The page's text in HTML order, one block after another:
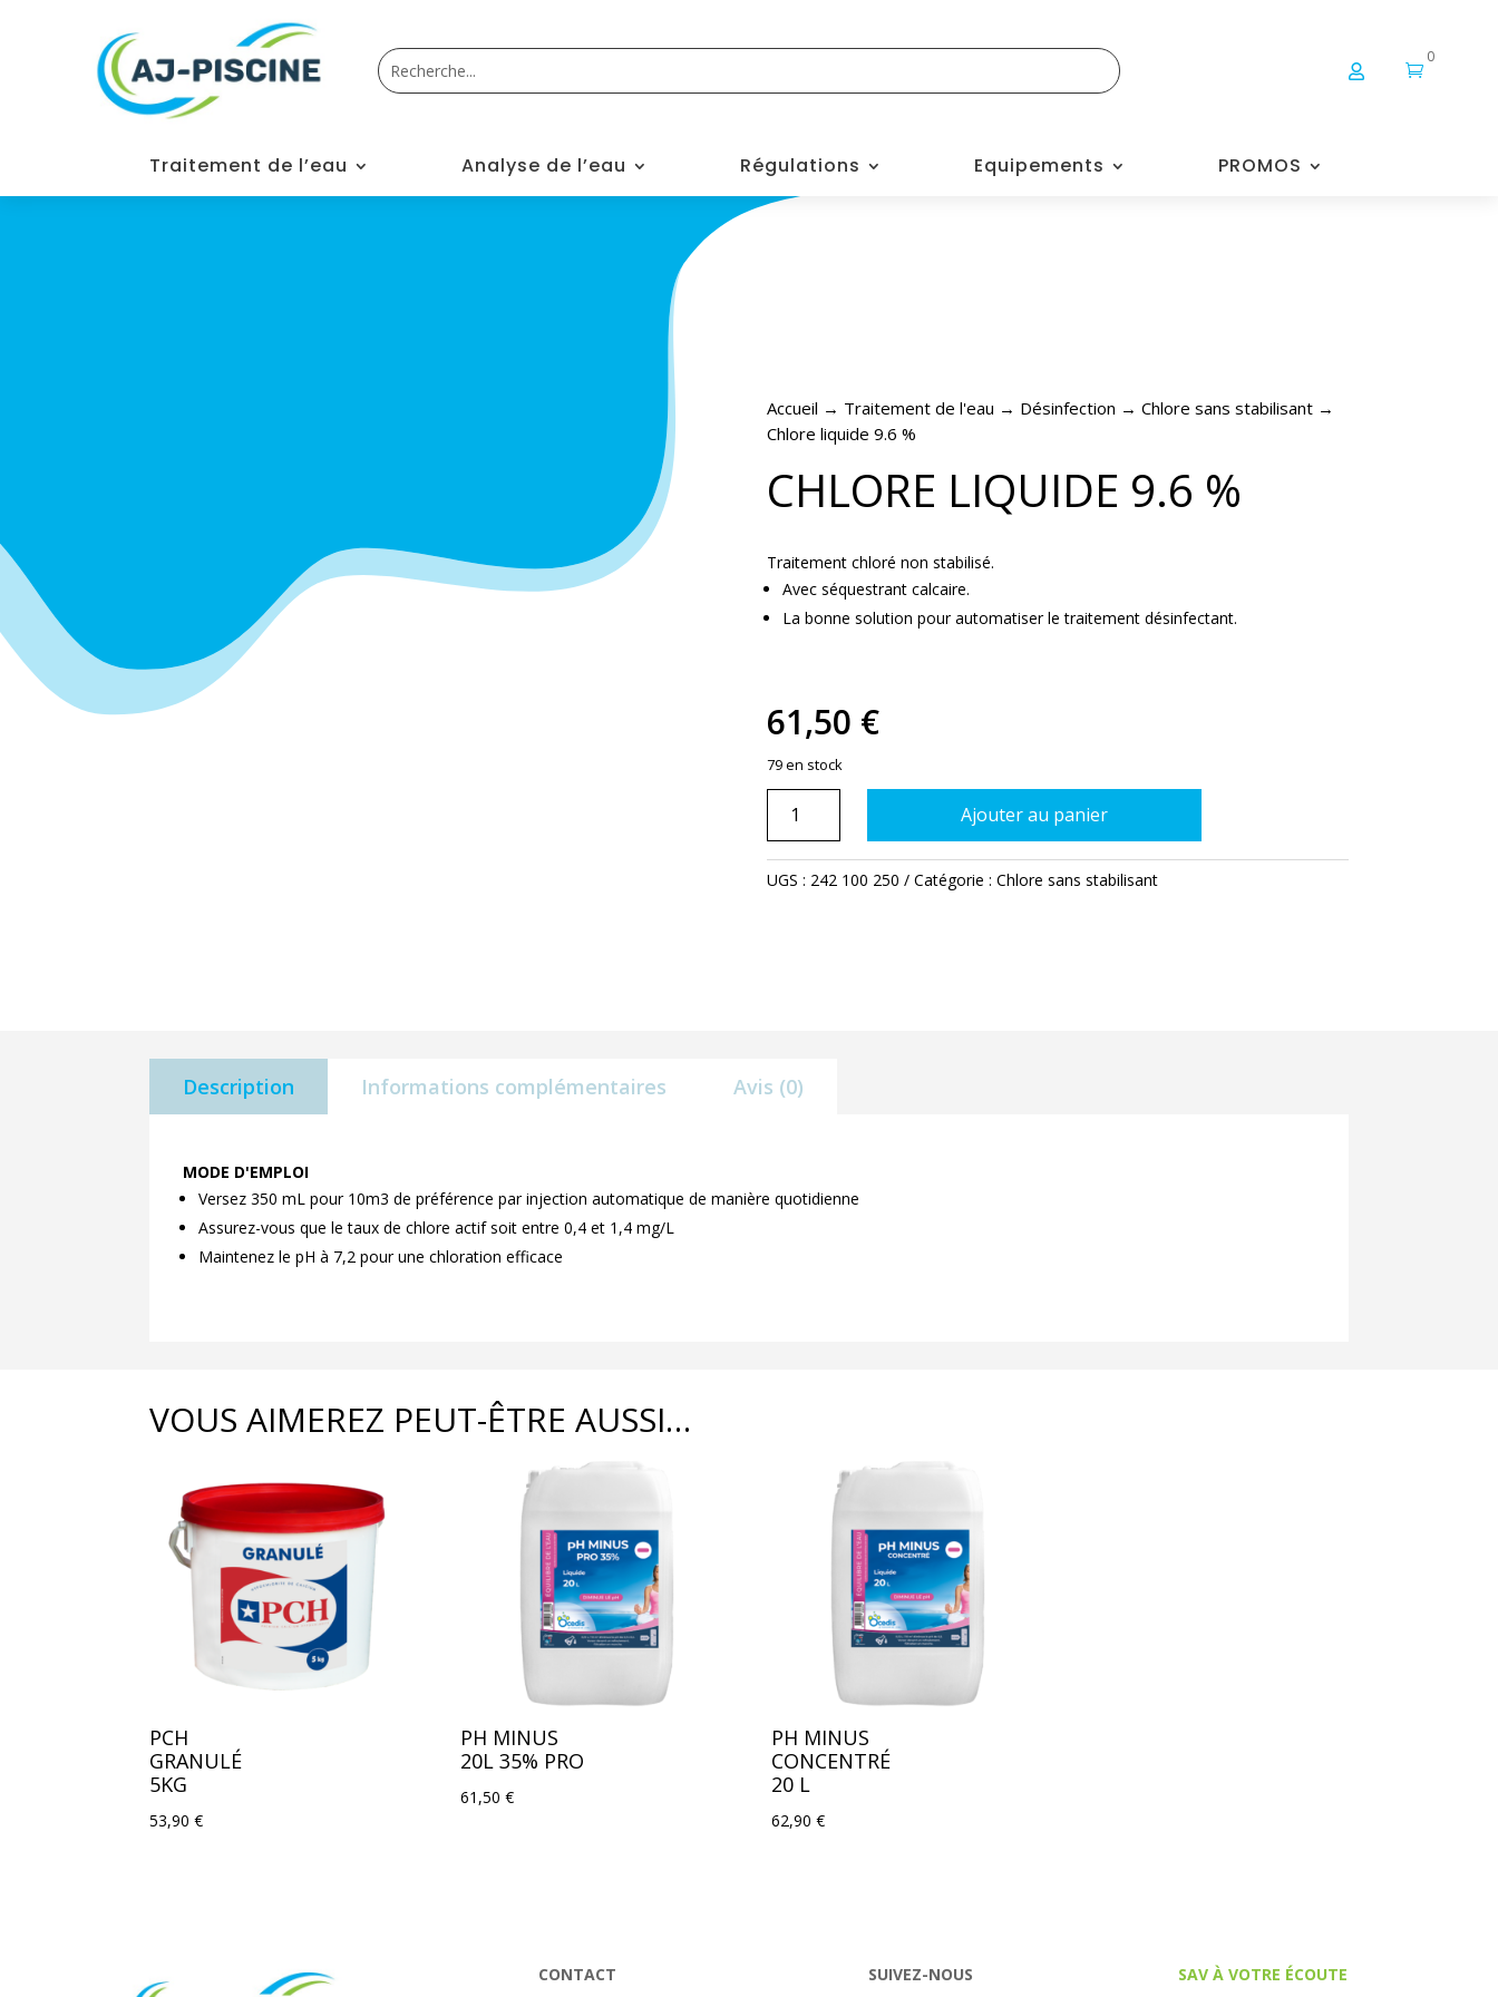
 
0
Traitement de l’eau Analyse de l’eau Régulations Equipements PROMOS
Accueil → Traitement de l'eau → Désinfection →Chlore sans stabilisant →
Chlore liquide 9.6 %
CHLORE LIQUIDE 9.6 %
Traitement chloré non stabilisé.
Avec séquestrant calcaire.
La bonne solution pour automatiser le traitement désinfectant.
61,50 €
79 en stock
liquide
Ajouter au panier
UGS : 242 100 250 Catégorie :Chlore sans stabilisant
Description Informations complémentaires Avis (0)
MODE D'EMPLOI
Versez 350 mL pour 10m3 de préférence par injection automatique de manière quotidienne
Assurez-vous que le taux de chlore actif soit entre 0,4 et 1,4 mg/L
Maintenez le pH à 7,2 pour une chloration efficace
VOUS AIMEREZ PEUT-ÊTRE AUSSI…
PCH
GRANULÉ
5KG
53,90€
PH MINUS
20L 35% PRO
61,50€
PH MINUS
CONCENTRÉ
20 L
62,90€
CONTACT SUIVEZ-NOUS SAV À VOTRE ÉCOUTE